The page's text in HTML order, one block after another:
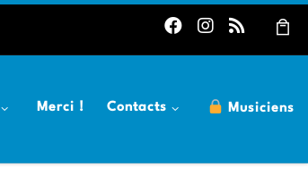
Merci ! Contacts Musiciens